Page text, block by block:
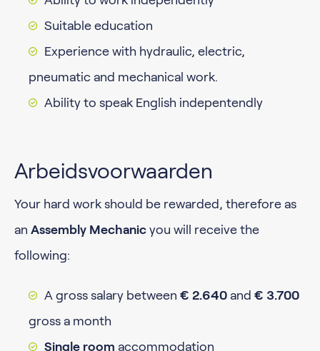
Suitable education
Experience with hydraulic, electric,
pneumatic and mechanical work.
Ability to speak English indepentendly
Arbeidsvoorwaarden
Your hard work should be rewarded, therefore as
an Assembly Mechanic you will receive the
following:
A gross salary between € 2.640 and € 3.700
gross a month
Single room accommodation